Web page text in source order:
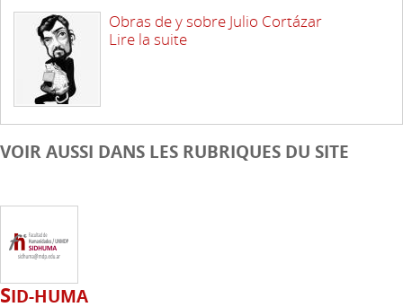
Obras de y sobre Julio Cortázar
Lire la suite
VOIR AUSSI DANS LES RUBRIQUES DU SITE
SID-HUMA